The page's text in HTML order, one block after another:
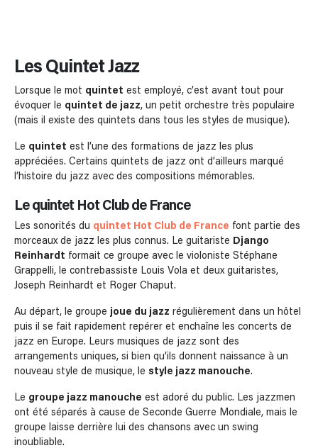
Les Quintet Jazz
Lorsque le mot quintet est employé, c’est avant tout pour
évoquer le quintet de jazz, un petit orchestre très populaire
(mais il existe des quintets dans tous les styles de musique).
Le quintet est l’une des formations de jazz les plus
appréciées. Certains quintets de jazz ont d’ailleurs marqué
l’histoire du jazz avec des compositions mémorables.
Le quintet Hot Club de France
Les sonorités du quintet Hot Club de France font partie des
morceaux de jazz les plus connus. Le guitariste Django
Reinhardt formait ce groupe avec le violoniste Stéphane
Grappelli, le contrebassiste Louis Vola et deux guitaristes,
Joseph Reinhardt et Roger Chaput.
Au départ, le groupe joue du jazz régulièrement dans un hôtel
puis il se fait rapidement repérer et enchaîne les concerts de
jazz en Europe. Leurs musiques de jazz sont des
arrangements uniques, si bien qu’ils donnent naissance à un
nouveau style de musique, le style jazz manouche.
Le groupe jazz manouche est adoré du public. Les jazzmen
ont été séparés à cause de Seconde Guerre Mondiale, mais le
groupe laisse derrière lui des chansons avec un swing
inoubliable.